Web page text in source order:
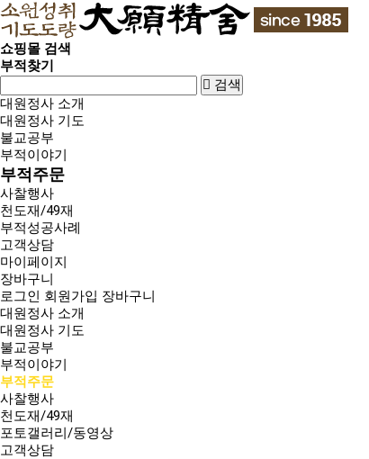
쇼핑몰 검색
부적찾기
검색
대원정사 소개
대원정사 기도
불교공부
부적이야기
부적주문
사찰행사
천도재/49재
부적성공사례
고객상담
마이페이지
장바구니
로그인 회원가입 장바구니
대원정사 소개
대원정사 기도
불교공부
부적이야기
부적주문
사찰행사
천도재/49재
포토갤러리/동영상
고객상담